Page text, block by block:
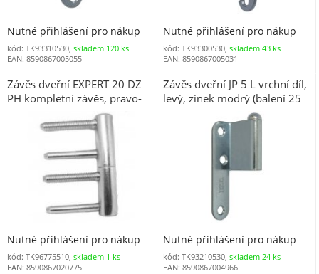
Nutné přihlášení pro nákup
kód: TK93310530, skladem 120 ks
EAN: 8590867005055
Nutné přihlášení pro nákup
kód: TK93300530,skladem 43 ks
EAN: 8590867005031
Závěs dveřní EXPERT 20 DZ
PH kompletní závěs, pravo-
Nutné přihlášení pro nákup
kód: TK96775510, skladem 1 ks
EAN: 8590867020775
Závěs dveřní JP 5 L vrchní díl,
levý, zinek modrý (balení 25
Nutné přihlášení pro nákup
kód: TK93210530,skladem 24 ks
EAN: 8590867004966